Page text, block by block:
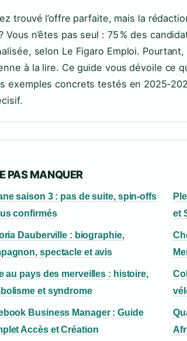
trouvé l’offre parfaite, mais la
Vous n’êtes pas seul : 75 % des
selon Le Figaro Emploi.
à la lire. Ce guide vous dévoile ce
exemples concrets testés en
PAS MANQUER
saison 3 : pas de suite, spin-offs
confirmés
et
Dauberville : biographie,
spectacle et avis
au pays des merveilles : histoire,
et syndrome
Business Manager : Guide
Accès et Création